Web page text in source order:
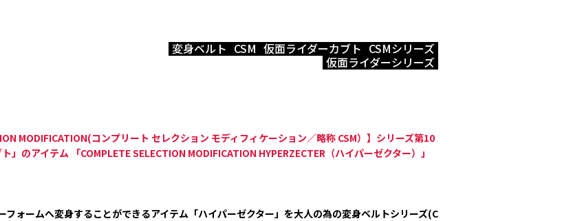
変身ベルト CSM 仮面ライダーカブト CSMシリーズ
仮面ライダーシリーズ
MODIFICATION(コンプリート セレクション モディフィケーション／略称 CSM）】シリーズ第10
のアイテム 「COMPLETE SELECTION MODIFICATION HYPERZECTER（ハイパーゼクター）」
ォームへ変身することができるアイテム「ハイパーゼクター」を大人の為の変身ベルトシリーズ(C